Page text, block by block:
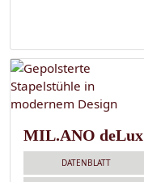
MIL.ANO deLux
DATENBLATT